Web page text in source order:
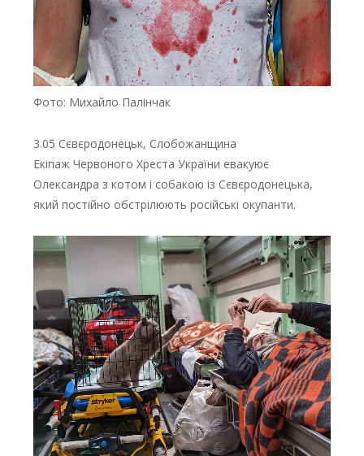
Фото: Михайло Палінчак
3.05 Сєвєродонецьк, Слобожанщина
Екіпаж Червоного Хреста України евакуює
Олександра з котом і собакою із Сєвєродонецька,
який постійно обстрілюють російські окупанти.